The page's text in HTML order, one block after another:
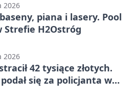
2026
piana i lasery. Pool
Strefie H2Ostróg
2026
42 tysiące złotych.
się za policjanta w